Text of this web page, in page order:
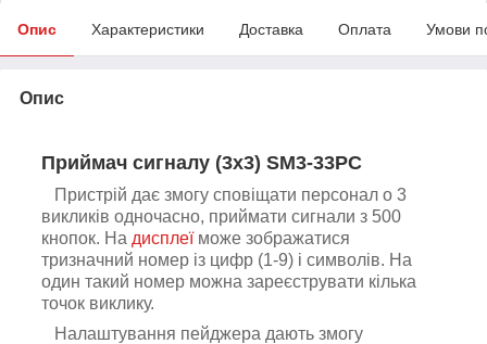
Опис Характеристики Доставка Оплата Умови
Опис
Приймач сигналу (3х3) SM3-33PC
Пристрій дає змогу сповіщати персонал о 3
викликів одночасно, приймати сигнали з 500
кнопок. На дисплеїможе зображатися
тризначний номер із цифр (1-9) і символів. На
один такий номер можна зареєструвати кілька
точок виклику.
Налаштування пейджера дають змогу